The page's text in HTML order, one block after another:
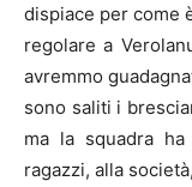
dispiace per come
regolare a
avremmo
sono saliti i
ma la squadra
ragazzi, alla